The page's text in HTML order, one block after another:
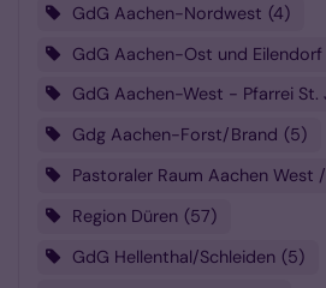
GdG Aachen-Nordwest 4
GdG Aachen-Ost und Eilendorf
GdG Aachen-West - Pfarrei St.
Gdg Aachen-Forst/Brand 5
Pastoraler Raum Aachen West
Region Düren 57
GdG Hellenthal/Schleiden 5